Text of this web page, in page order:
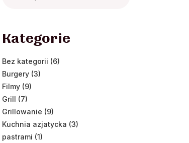
Kategorie
Bez kategorii (6)
Burgery (3)
Filmy (9)
Grill (7)
Grillowanie (9)
Kuchnia azjatycka (3)
pastrami (1)